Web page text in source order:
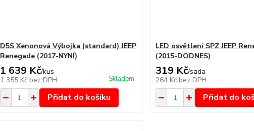
D5S Xenonová Výbojka (standard) JEEP
Renegade (2017-NYNÍ)
1 639 Kč/kus
1 355 Kč bez DPH Skladem
Přidat do košíku
LED osvětlení SPZ JEEP
(2015-DODNES)
319 Kč/sada
264 Kč bez DPH
Přidat do